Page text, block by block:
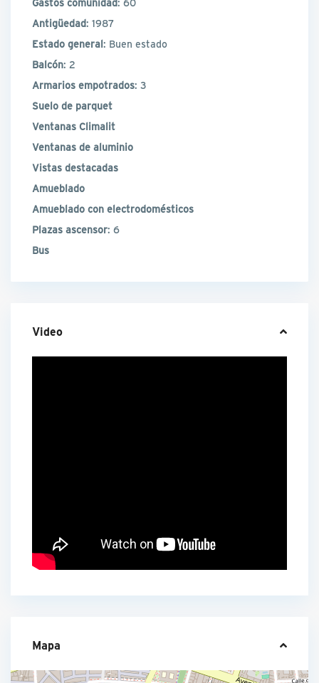
Antigüedad: 1987
Estado general: Buen estado
Balcón: 2
Armarios empotrados: 3
Suelo de parquet
Ventanas Climalit
Ventanas de aluminio
Vistas destacadas
Amueblado
Amueblado con electrodomésticos
Plazas ascensor: 6
Bus
Video
Mapa